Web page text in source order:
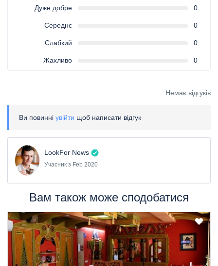
Дуже добре 0
Середнє 0
Слабкий 0
Жахливо 0
Немає відгуків
Ви повинні увійти щоб написати відгук
LookFor News
Учасник з Feb 2020
Вам також може сподобатися